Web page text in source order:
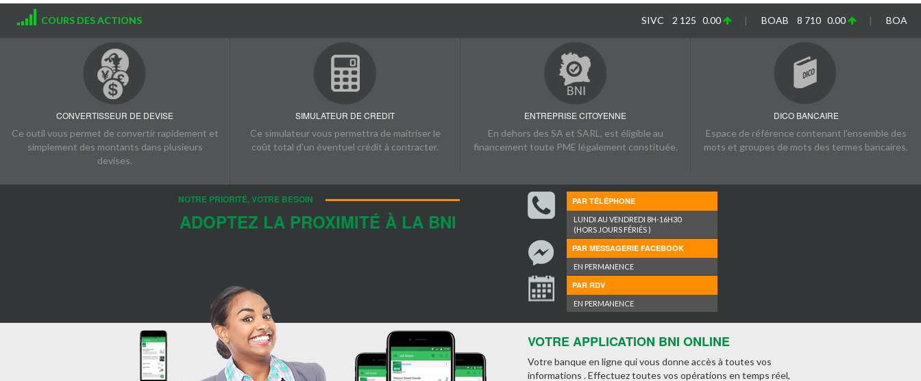
COURS DES ACTIONS SIVC 2 125 0.00 | BOAB 8 710 0.00 | BOABF 7 230
CONVERTISSEUR DE DEVISE
Ce outil vous permet de convertir rapidement et
simplement des montants dans plusieurs
devises.
SIMULATEUR DE CREDIT
Ce simulateur vous permettra de maitriser le
coût total d'un éventuel crédit à contracter.
ENTREPRISE CITOYENNE
En dehors des SA et SARL, est éligible au
financement toute PME légalement constituée.
DICO BANCAIRE
Espace de référence contenant l'ensemble des
mots et groupes de mots des termes bancaires.
NOTRE PRIORITÉ, VOTRE BESOIN
ADOPTEZ LA PROXIMITÉ À LA BNI
PAR TÉLÉPHONE
LUNDI AU VENDREDI 8H-16H30
(HORS JOURS FÉRIÉS )
PAR MESSAGERIE FACEBOOK
EN PERMANENCE
PAR RDV
EN PERMANENCE
VOTRE APPLICATION BNI ONLINE
Votre banque en ligne qui vous donne accès à toutes vos
informations . Effectuez toutes vos opérations en temps réel,